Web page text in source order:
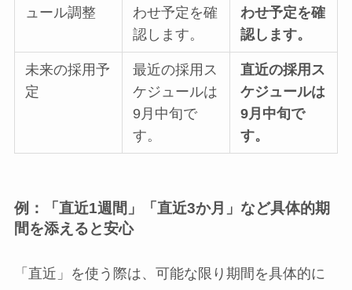
ュール調整
わせ予定を確
認します。
わせ予定を確
認します。
未来の採用予
定
最近の採用ス
ケジュールは
9月中旬で
す。
直近の採用ス
ケジュールは
9月中旬で
す。
例：「直近1週間」「直近3か月」など具体的期
間を添えると安心
「直近」を使う際は、可能な限り期間を具体的に